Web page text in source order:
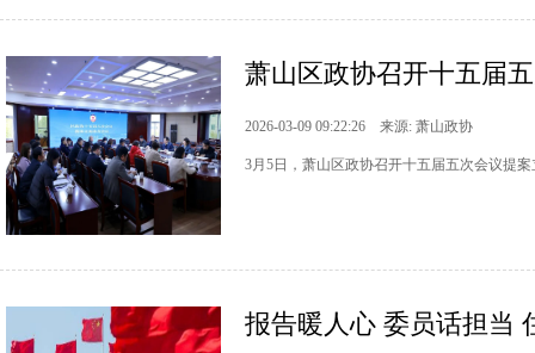
萧山区政协召开十五届
2026-03-09 09:22:26 来源: 萧山政协
3月5日，萧山区政协召开十五届五次会议提
报告暖人心 委员话担当